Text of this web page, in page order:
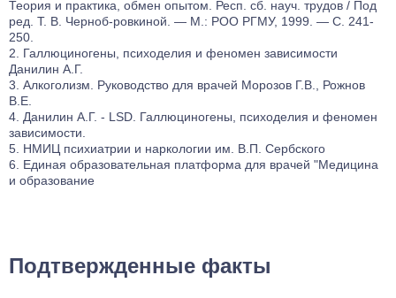
Теория и практика, обмен опытом. Респ. сб. науч. трудов / Под
ред. Т. В. Черноб-ровкиной. — М.: РОО РГМУ, 1999. — С. 241-
250.
Галлюциногены, психоделия и феномен зависимости
Данилин А.Г.
Алкоголизм. Руководство для врачей Морозов Г.В., Рожнов
В.Е.
Данилин А.Г. - LSD. Галлюциногены, психоделия и феномен
зависимости.
НМИЦ психиатрии и наркологии им. В.П. Сербского
Единая образовательная платформа для врачей "Медицина
и образование
Подтвержденные факты